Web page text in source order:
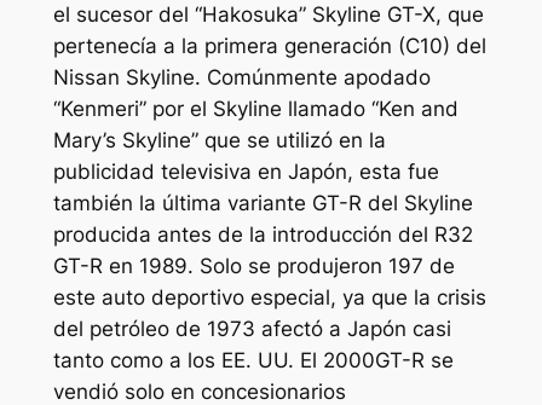
el sucesor del “Hakosuka” Skyline GT-X, que
pertenecía a la primera generación (C10) del
Nissan Skyline. Comúnmente apodado
“Kenmeri” por el Skyline llamado “Ken and
Mary’s Skyline” que se utilizó en la
publicidad televisiva en Japón, esta fue
también la última variante GT-R del Skyline
producida antes de la introducción del R32
GT-R en 1989. Solo se produjeron 197 de
este auto deportivo especial, ya que la crisis
del petróleo de 1973 afectó a Japón casi
tanto como a los EE. UU. El 2000GT-R se
vendió solo en concesionarios